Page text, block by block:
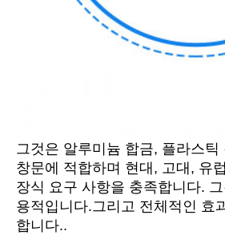
그것은 알루미늄 합금, 플라스
창문에 적합하며 현대, 고대, 유
장식 요구 사항을 충족합니다.
용적입니다.그리고 전체적인 효
합니다..